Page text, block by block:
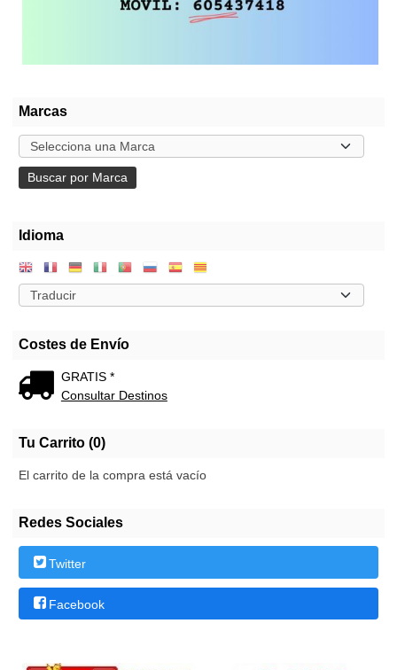
Marcas
Idioma
Costes de Envío
GRATIS *
Consultar Destinos
Tu Carrito (0)
El carrito de la compra está vacío
Redes Sociales
Twitter
Facebook